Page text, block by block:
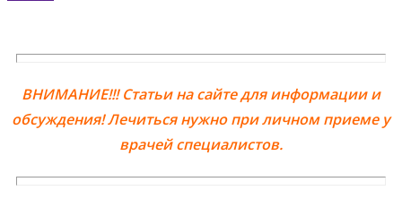
ВНИМАНИЕ!!! Статьи на сайте для информации и
обсуждения! Лечиться нужно при личном приеме у
врачей специалистов.